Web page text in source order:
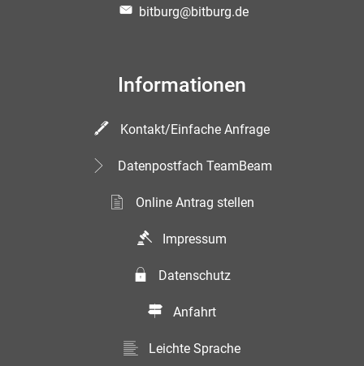
bitburg@bitburg.de
Informationen
Kontakt/Einfache Anfrage
Datenpostfach TeamBeam
Online Antrag stellen
Impressum
Datenschutz
Anfahrt
Leichte Sprache